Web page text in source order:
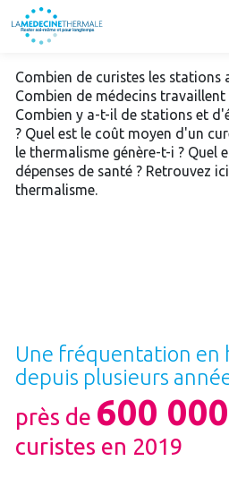
Combien de curistes les stations
Combien de médecins
Combien y a-t-il de stations et
? Quel est le coût moyen d'un
le thermalisme génère-t-i ? Quel
dépenses de santé ? Retrouvez
thermalisme.
Une fréquentation en
depuis plusieurs
près de 600 000
curistes en 2019